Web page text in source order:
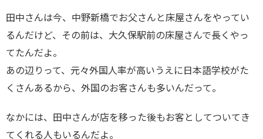
田中さんは今、中野新橋でお父さんと床屋さんをやってい
るんだけど、その前は、大久保駅前の床屋さんで長くやっ
てたんだよ。
あの辺りって、元々外国人率が高いうえに日本語学校がた
くさんあるから、外国のお客さんも多いんだって。
なかには、田中さんが店を移った後もお客としてついてき
てくれる人もいるんだよ。